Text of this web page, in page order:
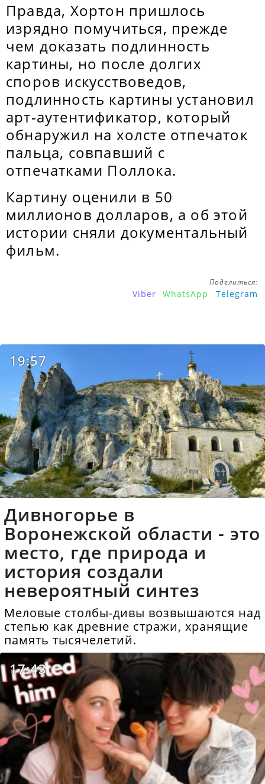
Правда, Хортон пришлось
изрядно помучиться, прежде
чем доказать подлинность
картины, но после долгих
споров искусствоведов,
подлинность картины установил
арт-аутентификатор, который
обнаружил на холсте отпечаток
пальца, совпавший с
отпечатками Поллока.
Картину оценили в 50
миллионов долларов, а об этой
истории сняли документальный
фильм.
Поделиться:
Viber WhatsApp Telegram
19:57
Дивногорье в
Воронежской области - это
место, где природа и
история создали
невероятный синтез
Меловые столбы-дивы возвышаются над
степью как древние стражи, хранящие
память тысячелетий.
17:43